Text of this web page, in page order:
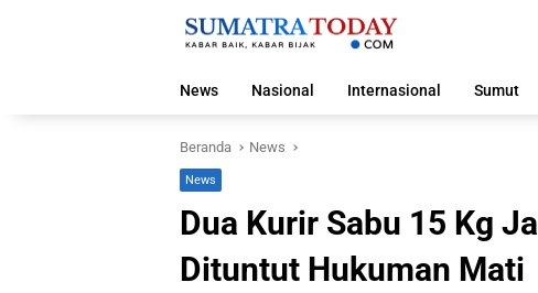
News
Nasional Internasional Sumut
Beranda News
News
Dua Kurir Sabu 15 Kg
Dituntut Hukuman Mati